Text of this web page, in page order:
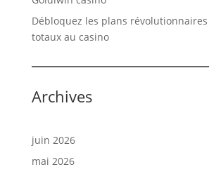
Débloquez les plans
totaux au casino
Archives
juin 2026
mai 2026